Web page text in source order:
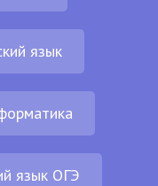
язык
язык ОГЭ